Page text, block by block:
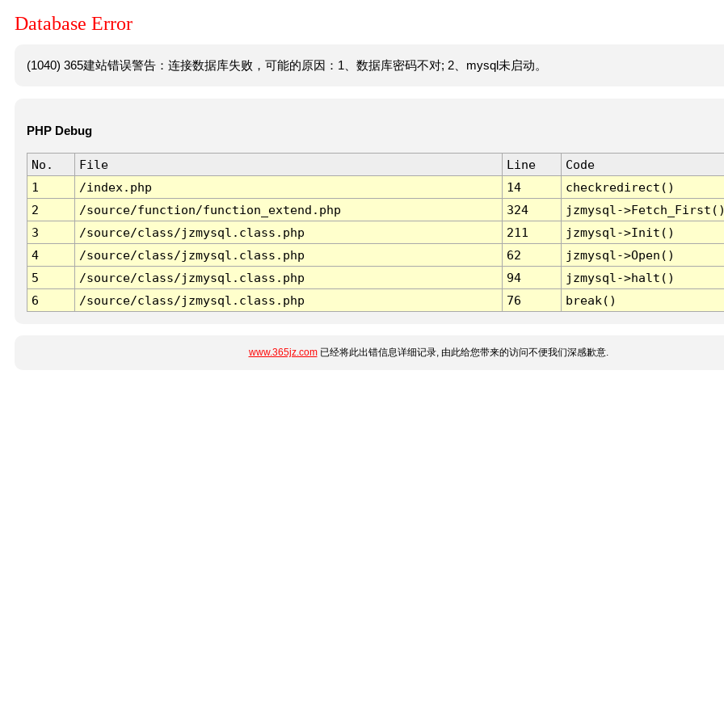
Database Error
(1040) 365建站错误警告：连接数据库失败，可能的原因：1、数据库密码不对; 2、mysql未启动。
PHP Debug
No. File Line
Code
1
/index.php 14
checkredirect()
2
/source/function/function_extend.php 324
jzmysql-
3
/source/class/jzmysql.class.php 211
jzmysql->Init()
4
/source/class/jzmysql.class.php 62
jzmysql->Open()
5
/source/class/jzmysql.class.php 94
jzmysql->halt()
6
/source/class/jzmysql.class.php 76 break()
www.365jz.com已经将此出错信息详细记录, 由此给您带来的访问不便我们深感歉意.